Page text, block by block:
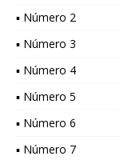
▪ Número 2
▪ Número 3
▪ Número 4
▪ Número 5
▪ Número 6
▪ Número 7